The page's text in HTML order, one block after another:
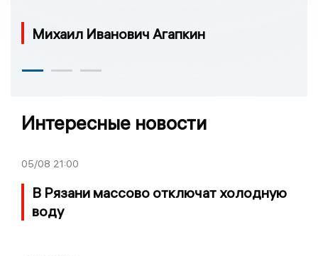
Михаил Иванович Агапкин
Интересные новости
05/08 21:00
В Рязани массово отключат холодную
воду